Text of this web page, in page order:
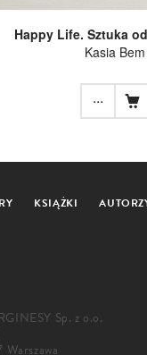
Happy Life. Sztuka
Kasia Bem
...
KSIĄŻKI
Sp. z o.o.
Warszawa